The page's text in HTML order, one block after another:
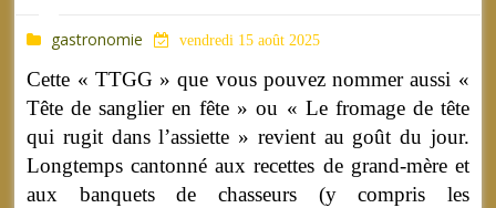
gastronomie vendredi 15 août 2025
Cette « TTGG » que vous pouvez nommer aussi «
Tête de sanglier en fête » ou « Le fromage de tête
qui rugit dans l’assiette » revient au goût du jour.
Longtemps cantonné aux recettes de grand-mère et
aux banquets de chasseurs (y compris les